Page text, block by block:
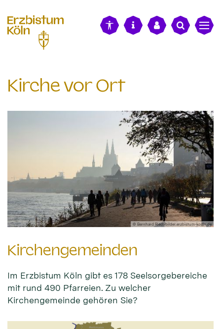
Kirche vor Ort
© Bernhard Riedl/bilder.erzbistum-koeln.de
Kirchengemeinden
Im Erzbistum Köln gibt es 178 Seelsorgebereiche
mit rund 490 Pfarreien. Zu welcher
Kirchengemeinde gehören Sie?